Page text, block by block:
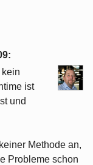
:
kein
ist
und
Methode an,
Probleme schon